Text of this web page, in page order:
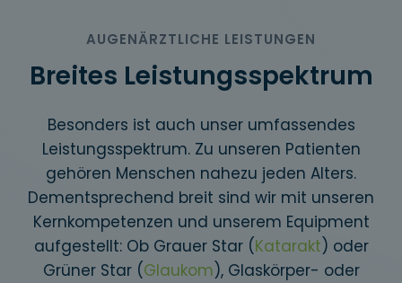
AUGENÄRZTLICHE LEISTUNGEN
Breites Leistungsspektrum
Besonders ist auch unser umfassendes
Leistungsspektrum. Zu unseren Patienten
gehören Menschen nahezu jeden Alters.
Dementsprechend breit sind wir mit unseren
Kernkompetenzen und unserem Equipment
aufgestellt: Ob Grauer Star (Katarakt) oder
Grüner Star (Glaukom), Glaskörper- oder